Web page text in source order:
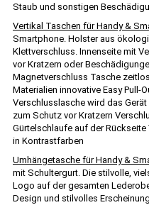
Staub und sonstigen
Vertikal Taschen für Handy &
Smartphone. Holster aus
Klettverschluss. Innenseite mit
vor Kratzern oder
Magnetverschluss Tasche
Materialien innovative Easy Pull-
Verschlusslasche wird das
zum Schutz vor Kratzern
Gürtelschlaufe auf der
in Kontrastfarben
Umhängetasche für Handy &
mit Schultergurt. Die stilvolle,
Logo auf der gesamten
Design und stilvolles